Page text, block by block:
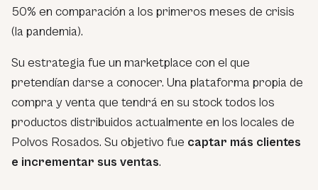
50% en comparación a los primeros meses de crisis
(la pandemia).
Su estrategia fue un marketplace con el que
pretendían darse a conocer. Una plataforma propia de
compra y venta que tendrá en su stock todos los
productos distribuidos actualmente en los locales de
Polvos Rosados. Su objetivo fue captar más clientes
e incrementar sus ventas.